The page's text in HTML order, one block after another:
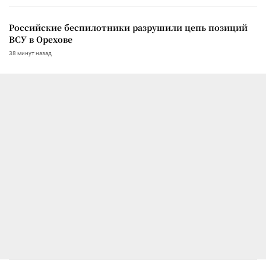
Российские беспилотники разрушили цепь позиций
ВСУ в Орехове
38 минут назад